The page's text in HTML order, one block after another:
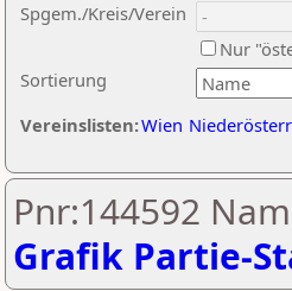
Sortierung
Spgem./Kreis/Verein
Nur
Vereinslisten:Wien
Pnr:144592
Grafik Partie-